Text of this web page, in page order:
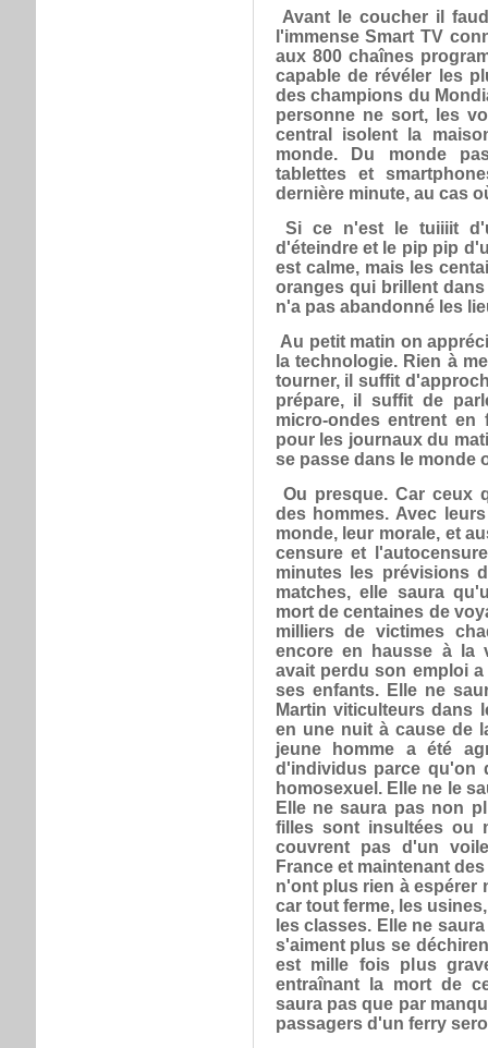
Avant le coucher il
l'immense Smart TV
aux 800 chaînes
capable de révéler les
des champions du
personne ne sort, les
central isolent la
monde. Du monde
tablettes et
dernière minute, au cas
Si ce n'est le tuiiiit
d'éteindre et le pip pip
est calme, mais les
oranges qui brillent
n'a pas abandonné les
Au petit matin on
la technologie. Rien à
tourner, il suffit
prépare, il suffit de
micro-ondes entrent en
pour les journaux du
se passe dans le monde
Ou presque. Car ceux
des hommes. Avec
monde, leur morale, et
censure et
minutes les prévisions
matches, elle saura
mort de centaines de
milliers de victimes
encore en hausse à la
avait perdu son emploi
ses enfants. Elle ne
Martin viticulteurs dans
en une nuit à cause de
jeune homme a été
d'individus parce qu'on
homosexuel. Elle ne le
Elle ne saura pas non
filles sont insultées ou
couvrent pas d'un
France et maintenant
n'ont plus rien à espérer
car tout ferme, les
les classes. Elle ne
s'aiment plus se
est mille fois plus
entraînant la mort de
saura pas que par
passagers d'un ferry